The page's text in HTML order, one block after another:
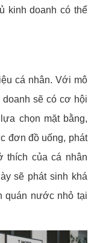
kinh doanh có thể
cá nhân. Với mô
doanh sẽ có cơ hội
chọn mặt bằng,
đơn đồ uống, phát
thích của cá nhân
sẽ phát sinh khá
quán nước nhỏ tại